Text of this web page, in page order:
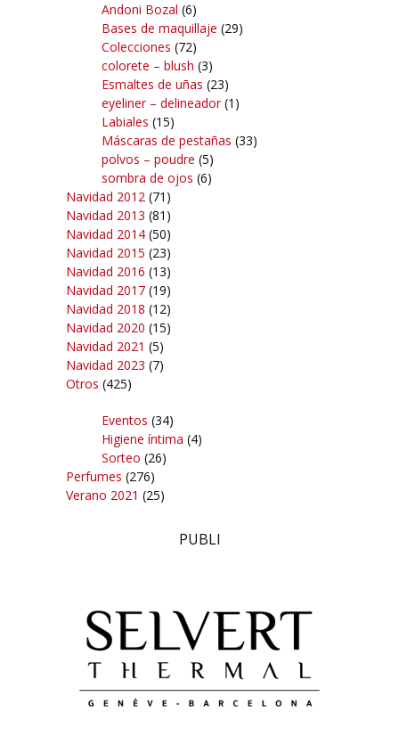
Andoni Bozal (6)
Bases de maquillaje (29)
Colecciones (72)
colorete – blush (3)
Esmaltes de uñas (23)
eyeliner – delineador(1)
Labiales (15)
Máscaras de pestañas (33)
polvos – poudre (5)
sombra de ojos (6)
Navidad 2012 (71)
Navidad 2013 (81)
Navidad 2014 (50)
Navidad 2015 (23)
Navidad 2016 (13)
Navidad 2017 (19)
Navidad 2018 (12)
Navidad 2020 (15)
Navidad 2021 (5)
Navidad 2023 (7)
Otros (425)
Eventos (34)
Higiene íntima (4)
Sorteo (26)
Perfumes (276)
Verano 2021 (25)
PUBLI